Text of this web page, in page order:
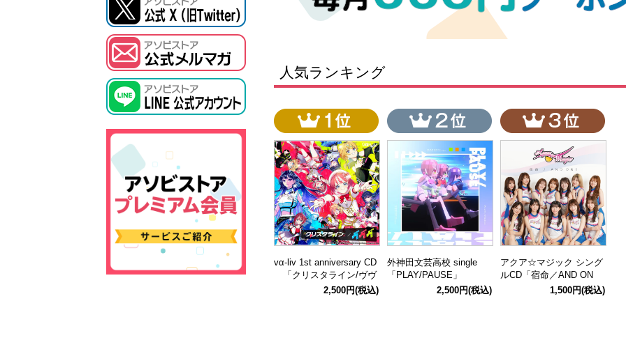
人気ランキング
vα-liv 1st anniversary CD
「クリスタライン/ヴヴ
2,500円(税込)
外神田文芸高校 single
「PLAY/PAUSE」
2,500円(税込)
アクア☆マジック シング
ルCD「宿命／AND ON
1,500円(税込)